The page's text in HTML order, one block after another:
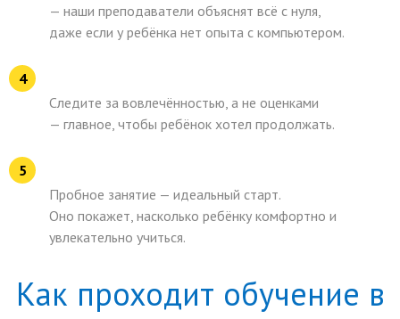
— наши преподаватели объяснят всё с нуля,
даже если у ребёнка нет опыта с компьютером.
Следите за вовлечённостью, а не оценками
— главное, чтобы ребёнок хотел продолжать.
Пробное занятие — идеальный старт.
Оно покажет, насколько ребёнку комфортно и
увлекательно учиться.
Как проходит обучение в